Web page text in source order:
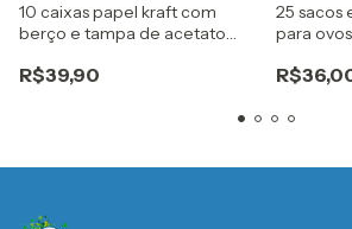
10 caixas papel kraft com
berço e tampa de acetato
R$39,90
25 sacos
para
cromus